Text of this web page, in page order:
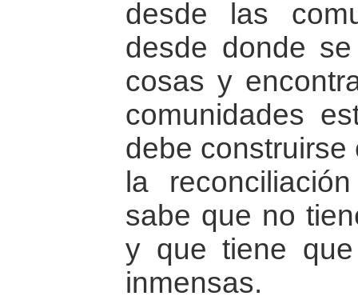
desde las
desde donde
cosas y
comunidades
debe construirse
la
sabe que no
y que tiene que
inmensas.